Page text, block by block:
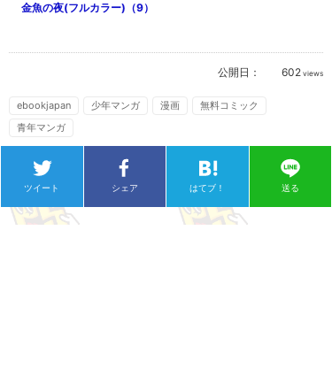
金魚の夜(フルカラー)（9）
公開日： 602 views
ebookjapan 少年マンガ 漫画
無料コミック
青年マンガ
ツイート シェア はてブ！ 送る